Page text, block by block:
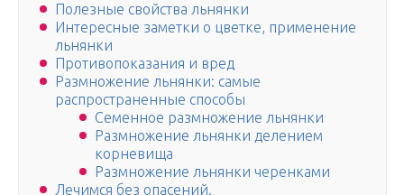
Полезные свойства льнянки
Интересные заметки о цветке, применение
льнянки
Противопоказания и вред
Размножение льнянки: самые
распространенные способы
Семенное размножение льнянки
Размножение льнянки делением
корневища
Размножение льнянки черенками
Лечимся без опасений.